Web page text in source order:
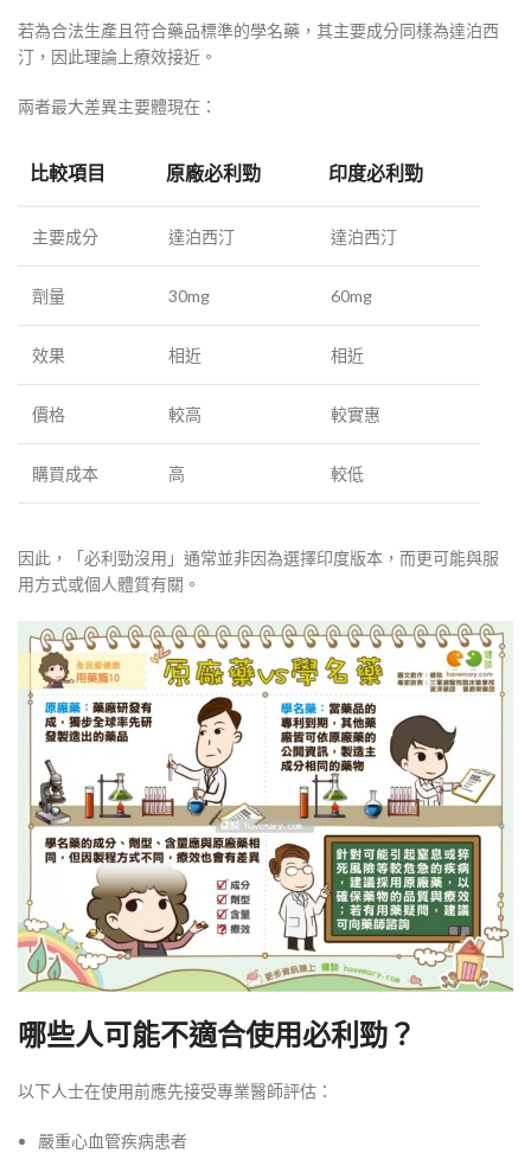
若為合法生產且符合藥品標準的學名藥，其主要成分同樣為達泊西
汀，因此理論上療效接近。
兩者最大差異主要體現在：
比較項目 原廠必利勁 印度必利勁
主要成分 達泊西汀 達泊西汀
劑量 30mg 60mg
效果 相近 相近
價格 較高 較實惠
購買成本 高 較低
因此，「必利勁沒用」通常並非因為選擇印度版本，而更可能與服
用方式或個人體質有關。
哪些人可能不適合使用必利勁？
以下人士在使用前應先接受專業醫師評估：
嚴重心血管疾病患者